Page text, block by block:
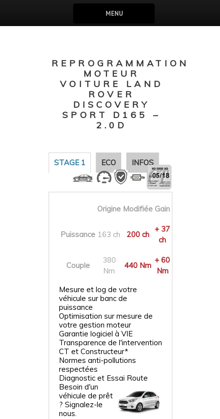
MENU
REPROGRAMMATION
MOTEUR
VOITURE LAND
ROVER
DISCOVERY
SPORT D165 –
2.0D
STAGE 1 ECO INFOS
Origine Modifiée Gain
Puissance 163 ch 200 ch
+ 37
ch
Couple
380
Nm
440 Nm
+ 60
Nm
Mesure et log de votre
véhicule sur banc de
puissance
Optimisation sur mesure de
votre gestion moteur
Garantie logiciel à VIE
Transparence de l'intervention
CT et Constructeur*
Normes anti-pollutions
respectées
Diagnostic et Essai Route
Besoin d'un
véhicule de prêt
? Signalez-le
nous.